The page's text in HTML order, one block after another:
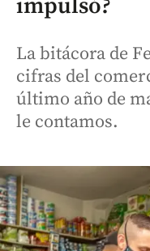
impulsó?
La bitácora de
cifras del
último año de
le contamos.